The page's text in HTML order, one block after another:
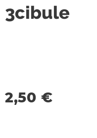
3cibule
2,50 €